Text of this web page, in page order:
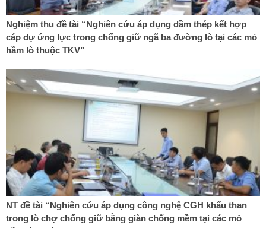
Nghiệm thu đề tài “Nghiên cứu áp dụng dầm thép kết hợp
cáp dự ứng lực trong chống giữ ngã ba đường lò tại các mỏ
hầm lò thuộc TKV”
NT đề tài “Nghiên cứu áp dụng công nghệ CGH khấu than
trong lò chợ chống giữ bằng giàn chống mềm tại các mỏ